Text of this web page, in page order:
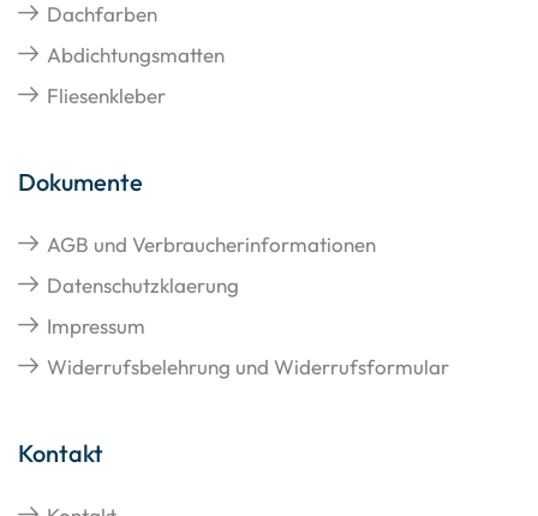
Dachfarben
Abdichtungsmatten
Fliesenkleber
Dokumente
AGB und Verbraucherinformationen
Datenschutzklaerung
Impressum
Widerrufsbelehrung und Widerrufsformular
Kontakt